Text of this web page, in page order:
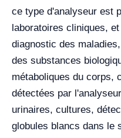
ce type d'analyseur est
laboratoires cliniques,
diagnostic des
des substances
métaboliques du corps,
détectées par
urinaires, cultures,
globules blancs dans le